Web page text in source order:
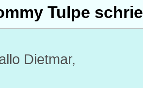
Tulpe
Dietmar,